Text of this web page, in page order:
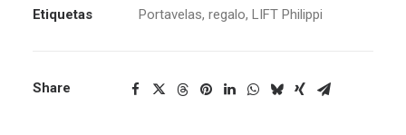
Etiquetas
Portavelas, regalo, LIFT Philippi
Share